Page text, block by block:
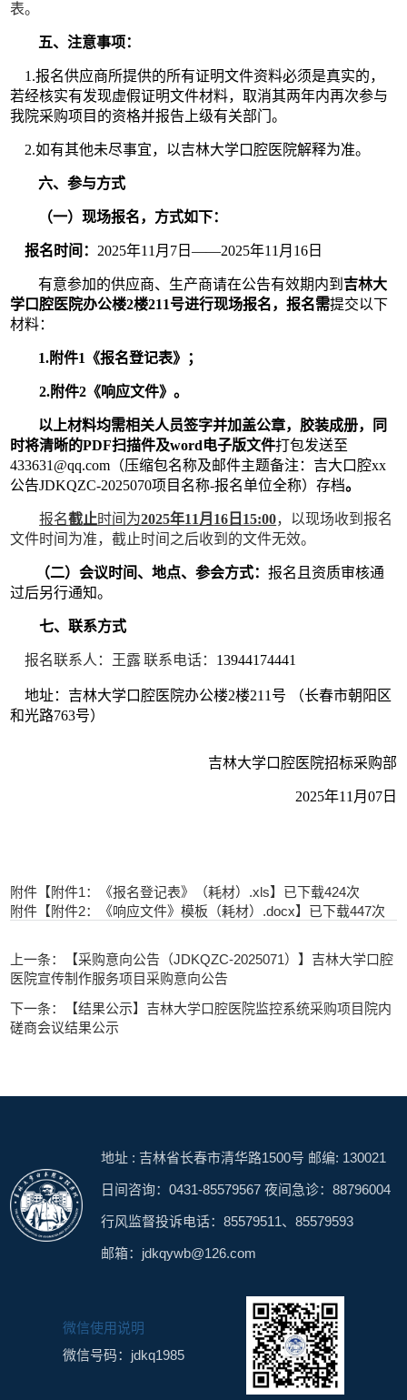
表。
五、注意事项：
1.报名供应商所提供的所有证明文件资料必须是真实的，
若经核实有发现虚假证明文件材料，取消其两年内再次参与
我院采购项目的资格并报告上级有关部门。
2.如有其他未尽事宜，以吉林大学口腔医院解释为准。
六、参与方式
（一）现场报名，方式如下：
报名时间： 2025年11 月 7 日——2025年11 月 16 日
有意参加的供应商、生产商请在公告有效期内到 吉林大
学口腔医院办公楼2楼211号进行现场报名，报名需提交以下
材料：
1.附件1 《报名登记表》；
2.附件2 《响应文件》。
以上材料均需相关人员签字并加盖公章，胶装成册，同
时将清晰的PDF扫描件及word电子版文件打包发送至
433631@qq.com （压缩包名称及邮件主题备注：吉大口腔xx
公告JDKQZC-2025070项目名称-报名单位全称）存档。
报名截止时间为2025年11 月 16 日 15:00，以现场收到报名
文件时间为准，截止时间之后收到的文件无效。
（二）会议时间、地点、参会方式：报名且资质审核通
过后另行通知。
七、联系方式
报名联系人：王露联系电话： 13944174441
地址：吉林大学口腔医院办公楼2楼211 号 （长春市朝阳区
和光路763号）
吉林大学口腔医院招标采购部
2025年11 月 07日
附件【附件1：《报名登记表》（耗材）.xls】已下载424次
附件【附件2：《响应文件》模板（耗材）.docx】已下载447次
上一条：【采购意向公告（JDKQZC-2025071）】吉林大学口腔
医院宣传制作服务项目采购意向公告
下一条：【结果公示】吉林大学口腔医院监控系统采购项目院内
磋商会议结果公示
地址 : 吉林省长春市清华路1500号 邮编: 130021
日间咨询：0431-85579567 夜间急诊：88796004
行风监督投诉电话：85579511、85579593
邮箱：jdkqywb@126.com
微信使用说明
微信号码：jdkq1985